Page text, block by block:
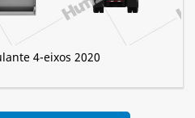
4-eixos 2020